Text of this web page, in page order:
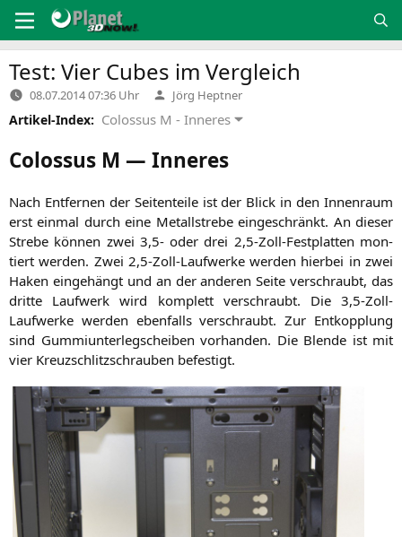
Inhalt
springen
Test: Vier Cubes im Vergleich
08.07.2014 07:36 Uhr Verfasst
von
Jörg Heptner
Artikel-Index: Colossus M - Inneres
Colossus M — Inneres
Nach Ent­fer­nen der Sei­ten­tei­le ist der Blick in den Innen­raum
erst ein­mal durch eine Metall­stre­be ein­ge­schränkt. An die­ser
Stre­be kön­nen zwei 3,5- oder drei 2,5‑Zoll-Festplatten mon­
tiert wer­den. Zwei 2,5‑Zoll-Laufwerke wer­den hier­bei in zwei
Haken ein­ge­hängt und an der ande­ren Sei­te ver­schraubt, das
drit­te Lauf­werk wird kom­plett ver­schraubt. Die 3,5‑Zoll-
Laufwerke wer­den eben­falls ver­schraubt. Zur Ent­kopp­lung
sind Gum­mi­un­ter­leg­schei­ben vor­han­den. Die Blen­de ist mit
vier Kreuz­schlitz­schrau­ben befestigt.